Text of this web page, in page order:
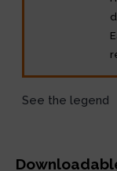
See the legend